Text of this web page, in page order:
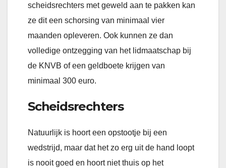
scheidsrechters met geweld aan te pakken kan
ze dit een schorsing van minimaal vier
maanden opleveren. Ook kunnen ze dan
volledige ontzegging van het lidmaatschap bij
de KNVB of een geldboete krijgen van
minimaal 300 euro.
Scheidsrechters
Natuurlijk is hoort een opstootje bij een
wedstrijd, maar dat het zo erg uit de hand loopt
is nooit goed en hoort niet thuis op het